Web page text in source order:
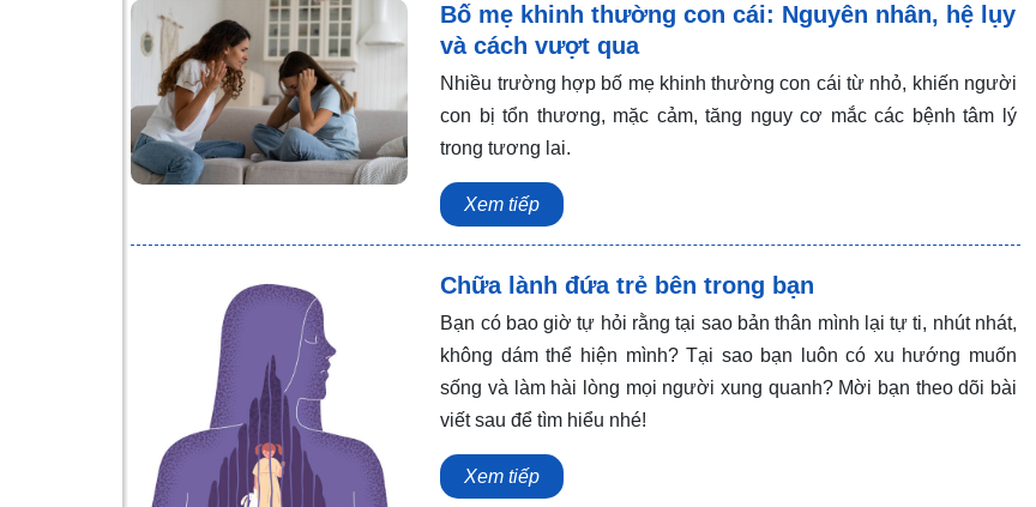
Bố mẹ khinh thường con cái: Nguyên nhân, hệ lụy
và cách vượt qua
Nhiều trường hợp bố mẹ khinh thường con cái từ nhỏ, khiến người
con bị tổn thương, mặc cảm, tăng nguy cơ mắc các bệnh tâm lý
trong tương lai.
Xem tiếp
Chữa lành đứa trẻ bên trong bạn
Bạn có bao giờ tự hỏi rằng tại sao bản thân mình lại tự ti, nhút nhát,
không dám thể hiện mình? Tại sao bạn luôn có xu hướng muốn
sống và làm hài lòng mọi người xung quanh? Mời bạn theo dõi bài
viết sau để tìm hiểu nhé!
Xem tiếp